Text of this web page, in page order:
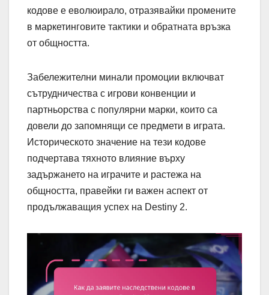
кодове е еволюирало, отразявайки промените
в маркетинговите тактики и обратната връзка
от общността.
Забележителни минали промоции включват
сътрудничества с игрови конвенции и
партньорства с популярни марки, които са
довели до запомнящи се предмети в играта.
Историческото значение на тези кодове
подчертава тяхното влияние върху
задържането на играчите и растежа на
общността, правейки ги важен аспект от
продължаващия успех на Destiny 2.